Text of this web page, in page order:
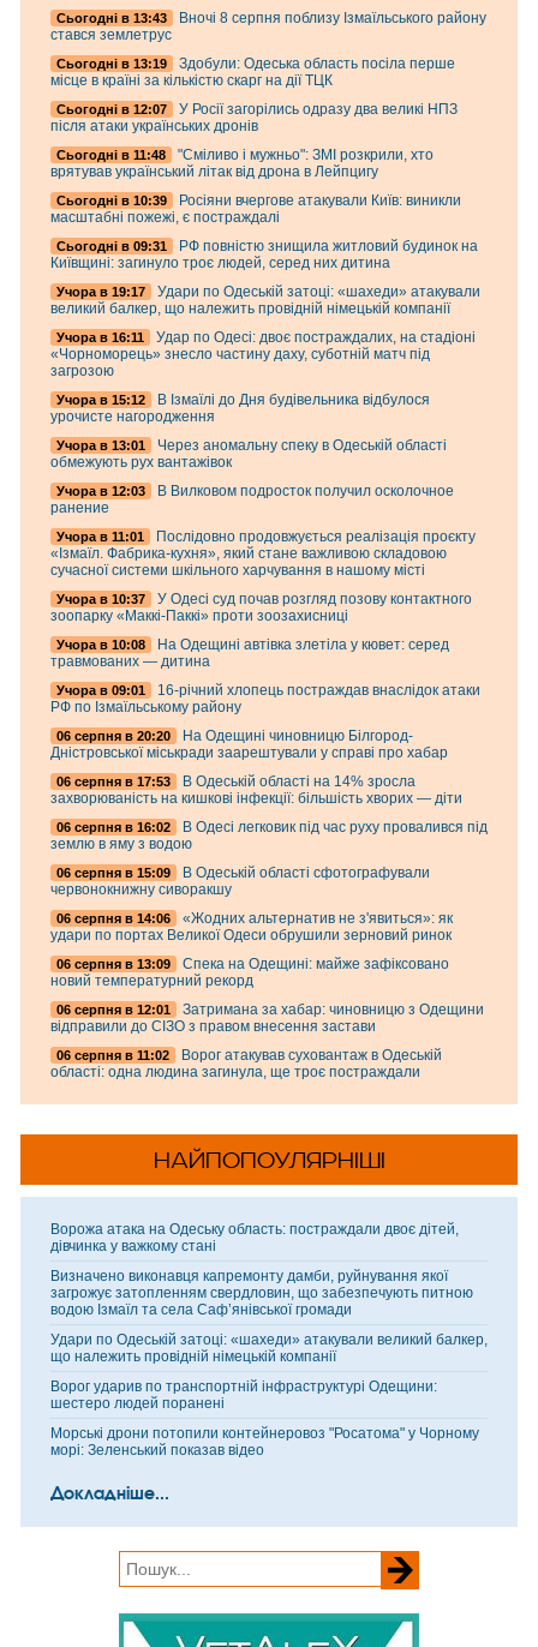
Cьогодні в 13:43
Вночі 8 серпня поблизу Ізмаїльського району
стався землетрус
Cьогодні в 13:19
Здобули: Одеська область посіла перше
місце в країні за кількістю скарг на дії ТЦК
Cьогодні в 12:07
У Росії загорілись одразу два великі НПЗ
після атаки українських дронів
Cьогодні в 11:48
"Сміливо і мужньо": ЗМІ розкрили, хто
врятував український літак від дрона в Лейпцигу
Cьогодні в 10:39
Росіяни вчергове атакували Київ: виникли
масштабні пожежі, є постраждалі
Cьогодні в 09:31
РФ повністю знищила житловий будинок на
Київщині: загинуло троє людей, серед них дитина
Учора в 19:17
Удари по Одеській затоці: «шахеди» атакували
великий балкер, що належить провідній німецькій компанії
Учора в 16:11
Удар по Одесі: двоє постраждалих, на стадіоні
«Чорноморець» знесло частину даху, суботній матч під
загрозою
Учора в 15:12
В Ізмаїлі до Дня будівельника відбулося
урочисте нагородження
Учора в 13:01
Через аномальну спеку в Одеській області
обмежують рух вантажівок
Учора в 12:03
В Вилковом подросток получил осколочное
ранение
Учора в 11:01
Послідовно продовжується реалізація проєкту
«Ізмаїл. Фабрика-кухня», який стане важливою складовою
сучасної системи шкільного харчування в нашому місті
Учора в 10:37
У Одесі суд почав розгляд позову контактного
зоопарку «Маккі-Паккі» проти зоозахисниці
Учора в 10:08
На Одещині автівка злетіла у кювет: серед
травмованих — дитина
Учора в 09:01
16-річний хлопець постраждав внаслідок атаки
РФ по Ізмаїльському району
06 серпня в 20:20
На Одещині чиновницю Білгород-
Дністровської міськради заарештували у справі про хабар
06 серпня в 17:53
В Одеській області на 14% зросла
захворюваність на кишкові інфекції: більшість хворих — діти
06 серпня в 16:02
В Одесі легковик під час руху провалився під
землю в яму з водою
06 серпня в 15:09
В Одеській області сфотографували
червонокнижну сиворакшу
06 серпня в 14:06
«Жодних альтернатив не з'явиться»: як
удари по портах Великої Одеси обрушили зерновий ринок
06 серпня в 13:09
Спека на Одещині: майже зафіксовано
новий температурний рекорд
06 серпня в 12:01
Затримана за хабар: чиновницю з Одещини
відправили до СІЗО з правом внесення застави
06 серпня в 11:02
Ворог атакував суховантаж в Одеській
області: одна людина загинула, ще троє постраждали
НАЙПОПОУЛЯРНІШІ
Ворожа атака на Одеську область: постраждали двоє дітей,
дівчинка у важкому стані
Визначено виконавця капремонту дамби, руйнування якої
загрожує затопленням свердловин, що забезпечують питною
водою Ізмаїл та села Саф’янівської громади
Удари по Одеській затоці: «шахеди» атакували великий балкер,
що належить провідній німецькій компанії
Ворог ударив по транспортній інфраструктурі Одещини:
шестеро людей поранені
Морські дрони потопили контейнеровоз "Росатома" у Чорному
морі: Зеленський показав відео
Докладніше...